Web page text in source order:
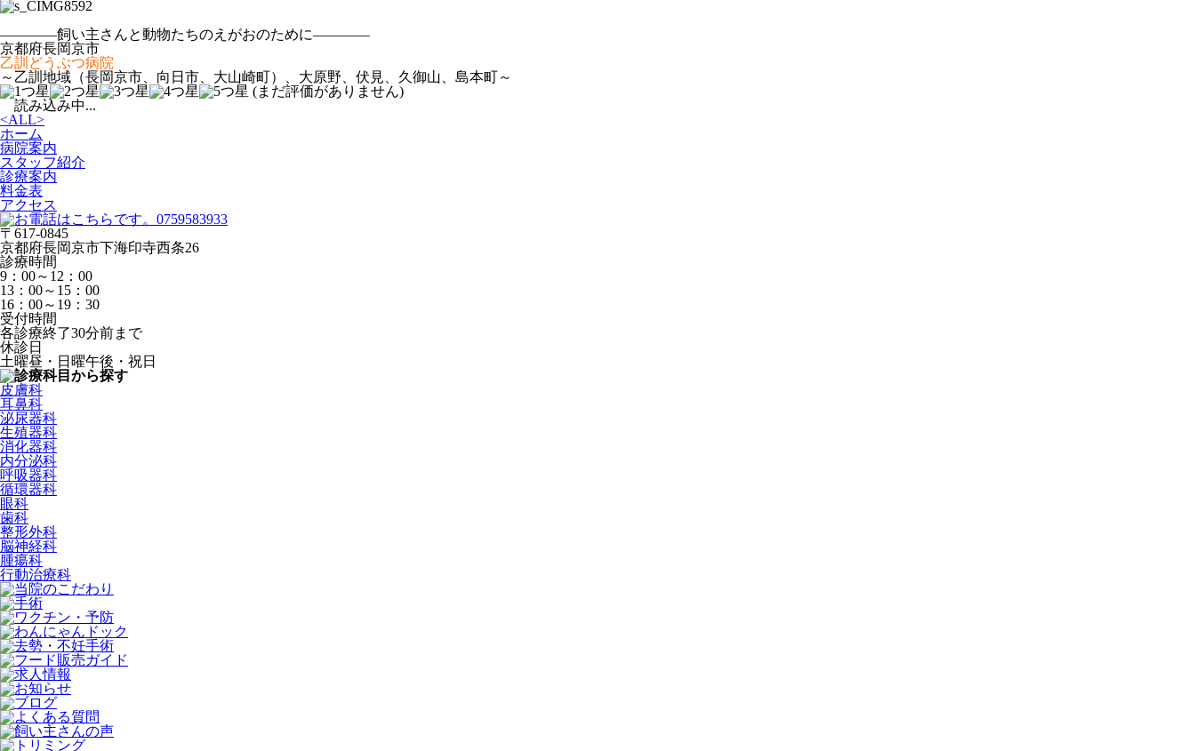
――――飼い主さんと動物たちのえがおのために――――
京都府長岡京市
乙訓どうぶつ病院
～乙訓地域（長岡京市、向日市、大山崎町）、大原野、伏見、久御山、島本町～
(まだ評価がありません)
読み込み中...
<ALL>
ホーム
病院案内
スタッフ紹介
診療案内
料金表
アクセス
〒617-0845
京都府長岡京市下海印寺西条26
診療時間
9：00～12：00
13：00～15：00
16：00～19：30
受付時間
各診療終了30分前まで
休診日
土曜昼・日曜午後・祝日
皮膚科
耳鼻科
泌尿器科
生殖器科
消化器科
内分泌科
呼吸器科
循環器科
眼科
歯科
整形外科
脳神経科
腫瘍科
行動治療科